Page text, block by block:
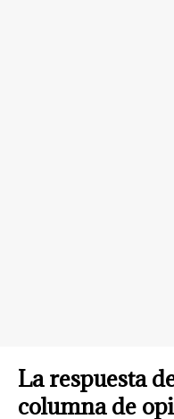
La respuesta
columna de